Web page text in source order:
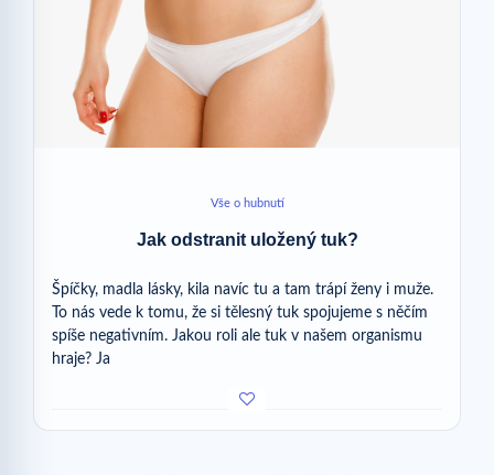
Vše o hubnutí
Jak odstranit uložený tuk?
Špíčky, madla lásky, kila navíc tu a tam trápí ženy i muže.
To nás vede k tomu, že si tělesný tuk spojujeme s něčím
spíše negativním. Jakou roli ale tuk v našem organismu
hraje? Ja